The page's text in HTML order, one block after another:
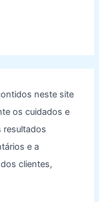
neste site
os cuidados e
resultados
e a
clientes,